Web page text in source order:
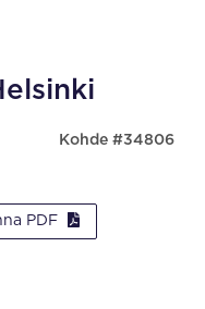
Kohde #34806
PDF